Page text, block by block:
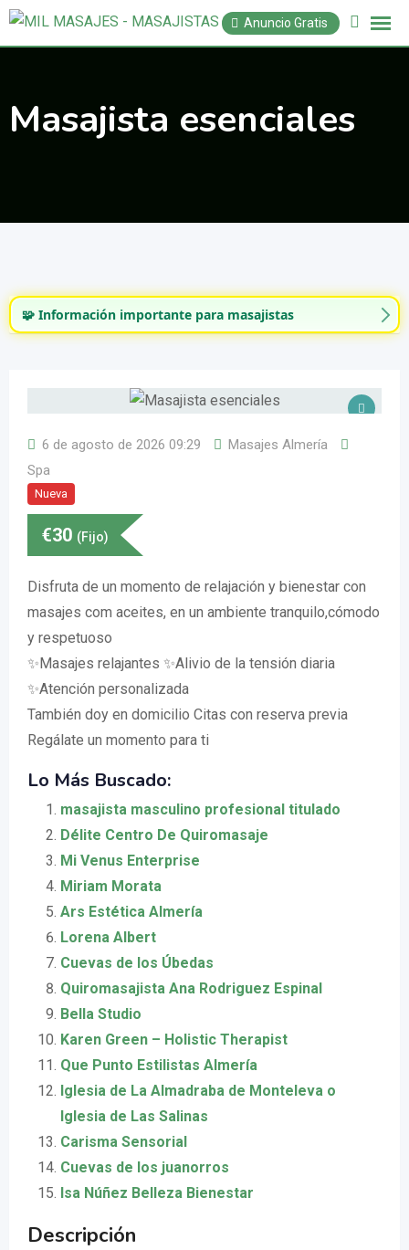
Saltar
Anuncio Gratis
Masajista esenciales
🧩 Información importante para masajistas
6 de agosto de 2026 09:29
Masajes Almería
Spa
Nueva
€30 (Fijo)
Disfruta de un momento de relajación y bienestar con
masajes com aceites, en un ambiente tranquilo,cómodo
y respetuoso
✨️Masajes relajantes ✨️Alivio de la tensión diaria
✨️Atención personalizada
También doy en domicilio Citas con reserva previa
Regálate un momento para ti
Lo Más Buscado:
masajista masculino profesional titulado
Délite Centro De Quiromasaje
Mi Venus Enterprise
Miriam Morata
Ars Estética Almería
Lorena Albert
Cuevas de los Úbedas
Quiromasajista Ana Rodriguez Espinal
Bella Studio
Karen Green – Holistic Therapist
Que Punto Estilistas Almería
Iglesia de La Almadraba de Monteleva o
Iglesia de Las Salinas
Carisma Sensorial
Cuevas de los juanorros
Isa Núñez Belleza Bienestar
Descripción